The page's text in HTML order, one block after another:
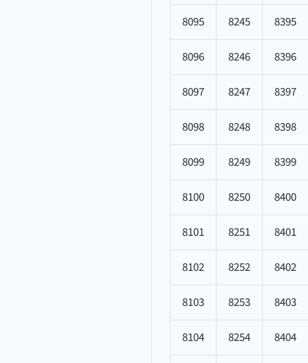
8095 8245 8395
8096 8246 8396
8097 8247 8397
8098 8248 8398
8099 8249 8399
8100 8250 8400
8101 8251 8401
8102 8252 8402
8103 8253 8403
8104 8254 8404